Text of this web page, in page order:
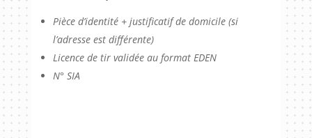
Pièce d’identité + justificatif de domicile (si
l’adresse est différente)
Licence de tir validée au format EDEN
N° SIA